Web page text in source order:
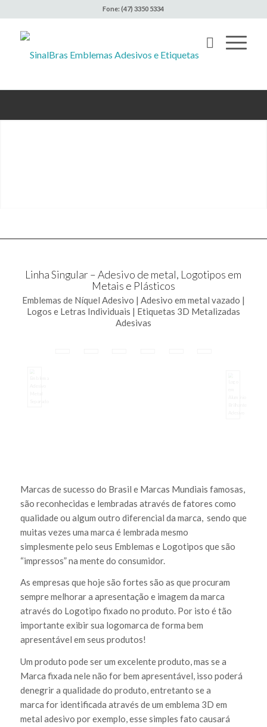
Fone: (47) 3350 5334
Linha Singular – Adesivo de metal, Logotipos em
Metais e Plásticos
Emblemas de Níquel Adesivo | Adesivo em metal vazado |
Logos e Letras Individuais | Etiquetas 3D Metalizadas
Adesivas
Marcas de sucesso do Brasil e Marcas Mundiais famosas,
são reconhecidas e lembradas através de fatores como
qualidade ou algum outro diferencial da marca, sendo que
muitas vezes uma marca é lembrada mesmo
simplesmente pelo seus Emblemas e Logotipos que são
“impressos” na mente do consumidor.
As empresas que hoje são fortes são as que procuram
sempre melhorar a apresentação e imagem da marca
através do Logotipo fixado no produto. Por isto é tão
importante exibir sua logomarca de forma bem
apresentável em seus produtos!
Um produto pode ser um excelente produto, mas se a
Marca fixada nele não for bem apresentável, isso poderá
denegrir a qualidade do produto, entretanto se a
marca for identificada através de um emblema 3D em
metal adesivo por exemplo, esse simples fato causará